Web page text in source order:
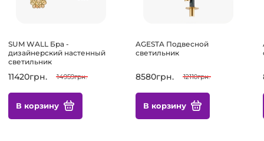
SUM WALL Бра -
дизайнерский настенный
светильник
11420грн. 14959грн.
В корзину
AGESTA Подвесной
светильник
8580грн. 12110грн.
В корзину